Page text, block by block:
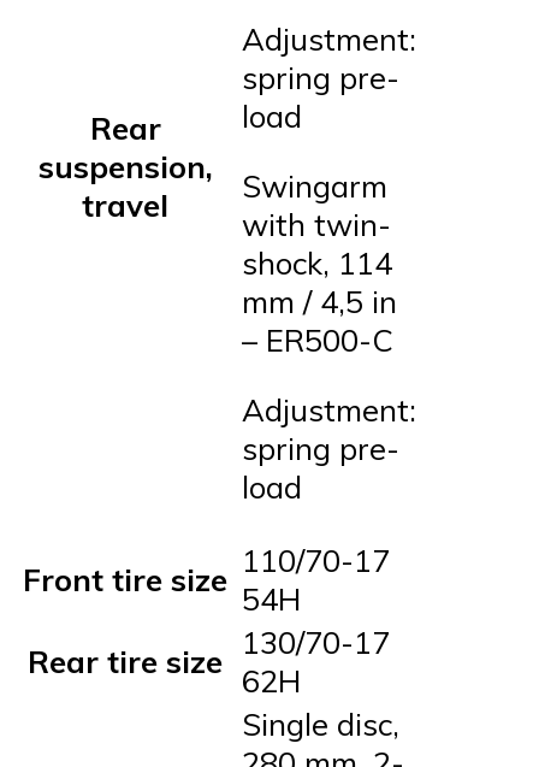
Rear
suspension,
travel
Adjustment:
spring pre-
load
Swingarm
with twin-
shock, 114
mm / 4,5 in
– ER500-C
Adjustment:
spring pre-
load
Front tire size 110/70-17
54H
Rear tire size 130/70-17
62H
Single disc,